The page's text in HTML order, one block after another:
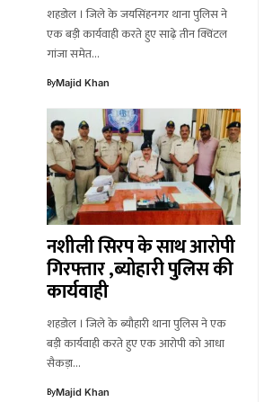
शहडोल । जिले के जयसिंहनगर थाना पुलिस ने
एक बड़ी कार्यवाही करते हुए साढ़े तीन क्विंटल
गांजा समेत…
ByMajid Khan
नशीली सिरप के साथ आरोपी
गिरफ्तार ,ब्योहारी पुलिस की
कार्यवाही
शहडोल । जिले के ब्यौहारी थाना पुलिस ने एक
बड़ी कार्यवाही करते हुए एक आरोपी को आधा
सैकड़ा…
ByMajid Khan